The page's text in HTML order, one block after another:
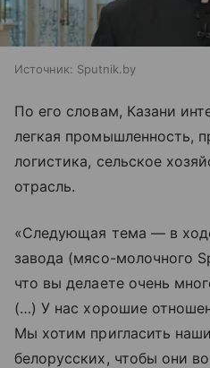
Источник: Sputnik.by
По его словам, Казани
легкая промышленность,
логистика, сельское
отрасль.
«Следующая тема — в
завода (мясо-молочного
что вы делаете очень
(…) У нас хорошие
Мы хотим пригласить
белорусских, чтобы они